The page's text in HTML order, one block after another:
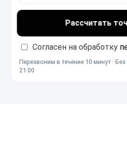
Рассчитать
Согласен на обработку
Перезвоним в течение 10 минут ·
21:00